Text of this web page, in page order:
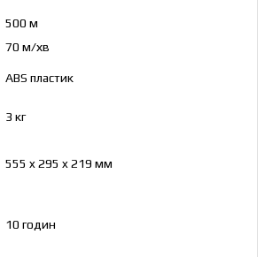
500 м
70 м/хв
ABS пластик
3 кг
555 x 295 x 219 мм
10 годин